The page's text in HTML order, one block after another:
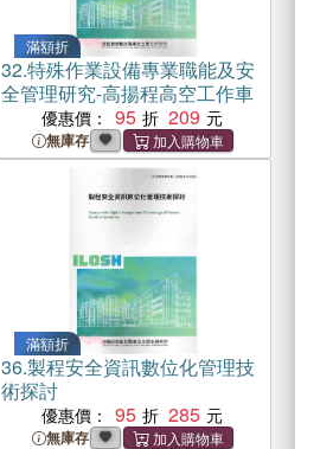
滿額折
32.特殊作業設備專業職能及安
全管理研究-高揚程高空工作車
優惠價： 95 209
無庫存
滿額折
36.製程安全資訊數位化管理技
術探討
優惠價： 95 285
無庫存